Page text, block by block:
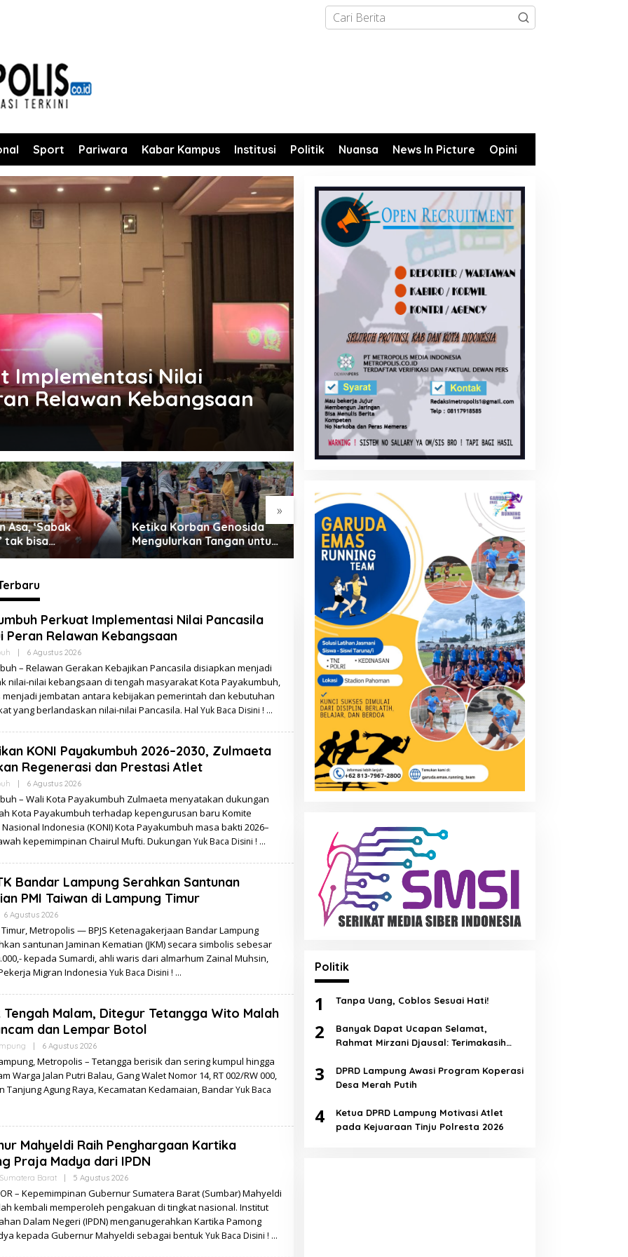
Sport Pariwara Kabar Kampus Institusi Politik Nuansa News In Picture Opini
Implementasi Nilai
Relawan Kebangsaan
»
Genosida
Tangan untuk
BPJS, Rohan, dan Rojali:
Opera Sunyi di Negeri yang
Ramai Tapi Sepi
Pentingnya Pembentukan
Karakter Generasi di Era
VUCA
Transaksi Crypto Currency:
Siapkah Negara ini ?
Perkuat Implementasi Nilai Pancasila
Peran Relawan Kebangsaan
| 6 Agustus 2026Oleh
– Relawan Gerakan Kebajikan Pancasila disiapkan menjadi
nilai-nilai kebangsaan di tengah masyarakat Kota Payakumbuh,
menjadi jembatan antara kebijakan pemerintah dan kebutuhan
yang berlandaskan nilai-nilai Pancasila. Hal Yuk Baca Disini !
KONI Payakumbuh 2026–2030, Zulmaeta
Regenerasi dan Prestasi Atlet
| 6 Agustus 2026Oleh
– Wali Kota Payakumbuh Zulmaeta menyatakan dukungan
Kota Payakumbuh terhadap kepengurusan baru Komite
Indonesia (KONI) Kota Payakumbuh masa bakti 2026–
kepemimpinan Chairul Mufti. Dukungan Yuk Baca Disini !
Bandar Lampung Serahkan Santunan
PMI Taiwan di Lampung Timur
6 Agustus 2026Oleh
Metropolis — BPJS Ketenagakerjaan Bandar Lampung
santunan Jaminan Kematian (JKM) secara simbolis sebesar
kepada Sumardi, ahli waris dari almarhum Zainal Muhsin,
Migran Indonesia Yuk Baca Disini !
Tengah Malam, Ditegur Tetangga Wito Malah
dan Lempar Botol
| 6 Agustus 2026Oleh
Metropolis – Tetangga berisik dan sering kumpul hingga
Warga Jalan Putri Balau, Gang Walet Nomor 14, RT 002/RW 000,
Tanjung Agung Raya, Kecamatan Kedamaian, BandarYuk Baca
Mahyeldi Raih Penghargaan Kartika
Praja Madya dari IPDN
Sumatera Barat | 5 Agustus 2026Oleh
– Kepemimpinan Gubernur Sumatera Barat (Sumbar) Mahyeldi
kembali memperoleh pengakuan di tingkat nasional. Institut
Dalam Negeri (IPDN) menganugerahkan Kartika Pamong
kepada Gubernur Mahyeldi sebagai bentuk Yuk Baca Disini !
Politik
1 Tanpa Uang, Coblos Sesuai Hati!
2
Banyak Dapat Ucapan Selamat,
Rahmat Mirzani Djausal: Terimakasih
3
DPRD Lampung Awasi Program Koperasi
Desa Merah Putih
4
Ketua DPRD Lampung Motivasi Atlet
pada Kejuaraan Tinju Polresta 2026